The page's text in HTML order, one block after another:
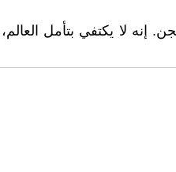
لا يكتفي بتأمل